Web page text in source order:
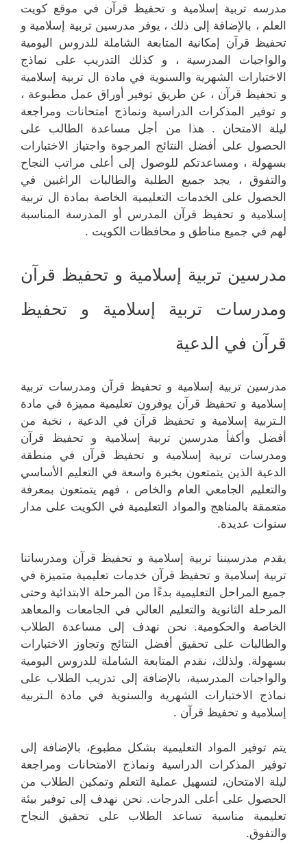
مدرسه تربية إسلامية و تحفيظ قرآن في موقع كويت
العلم ، بالإضافة إلى ذلك ، يوفر مدرسين تربية إسلامية و
تحفيظ قرآن إمكانية المتابعة الشاملة للدروس اليومية
والواجبات المدرسية ، و كذلك التدريب على نماذج
الاختبارات الشهرية والسنوية في مادة ال تربية إسلامية
و تحفيظ قرآن ، عن طريق توفير أوراق عمل مطبوعة ،
و توفير المذكرات الدراسية ونماذج امتحانات ومراجعة
ليلة الامتحان . هذا من أجل مساعدة الطالب على
الحصول على أفضل النتائج المرجوة واجتياز الاختبارات
بسهولة ، ومساعدتكم للوصول إلى أعلى مراتب النجاح
والتفوق ، يجد جميع الطلبة والطالبات الراغبين في
الحصول على الخدمات التعليمية الخاصة بمادة ال تربية
إسلامية و تحفيظ قرآن المدرس أو المدرسة المناسبة
لهم في جميع مناطق و محافظات الكويت .
مدرسين تربية إسلامية و تحفيظ قرآن
ومدرسات تربية إسلامية و تحفيظ
قرآن في الدعية
مدرسين تربية إسلامية و تحفيظ قرآن ومدرسات تربية
إسلامية و تحفيظ قرآن يوفرون تعليمية مميزة في مادة
الـتربية إسلامية و تحفيظ قرآن في الدعية ، نخبة من
أفضل وأكفأ مدرسين تربية إسلامية و تحفيظ قرآن
ومدرسات تربية إسلامية و تحفيظ قرآن في منطقة
الدعية الذين يتمتعون بخبرة واسعة في التعليم الأساسي
والتعليم الجامعي العام والخاص ، فهم يتمتعون بمعرفة
متعمقة بالمناهج والمواد التعليمية في الكويت على مدار
سنوات عديدة.
يقدم مدرسيننا تربية إسلامية و تحفيظ قرآن ومدرساتنا
تربية إسلامية و تحفيظ قرآن خدمات تعليمية متميزة في
جميع المراحل التعليمية بدءًا من المرحلة الابتدائية وحتى
المرحلة الثانوية والتعليم العالي في الجامعات والمعاهد
الخاصة والحكومية. نحن نهدف إلى مساعدة الطلاب
والطالبات على تحقيق أفضل النتائج وتجاوز الاختبارات
بسهولة. ولذلك، نقدم المتابعة الشاملة للدروس اليومية
والواجبات المدرسية، بالإضافة إلى تدريب الطلاب على
نماذج الاختبارات الشهرية والسنوية في مادة الـتربية
إسلامية و تحفيظ قرآن .
يتم توفير المواد التعليمية بشكل مطبوع، بالإضافة إلى
توفير المذكرات الدراسية ونماذج الامتحانات ومراجعة
ليلة الامتحان، لتسهيل عملية التعلم وتمكين الطلاب من
الحصول على أعلى الدرجات. نحن نهدف إلى توفير بيئة
تعليمية مناسبة تساعد الطلاب على تحقيق النجاح
والتفوق.